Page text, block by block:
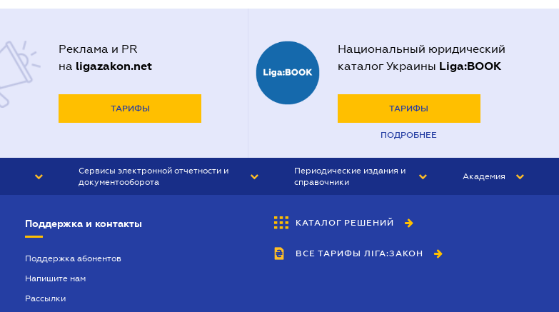
Реклама и PR
на ligazakon.net
ТАРИФЫ
Национальный юридический
каталог Украины Liga:BOOK
ТАРИФЫ
ПОДРОБНЕЕ
Сервисы электронной отчетности и
документооборота
Периодические издания и
справочники
БУХГАЛТЕР&ЗАКОН
ВЕСТНИК МСФО
Академия
Поддержка и контакты
Поддержка абонентов
Напишите нам
Рассылки
КАТАЛОГ РЕШЕНИЙ
ВСЕ ТАРИФЫ ЛІГА:ЗАКОН